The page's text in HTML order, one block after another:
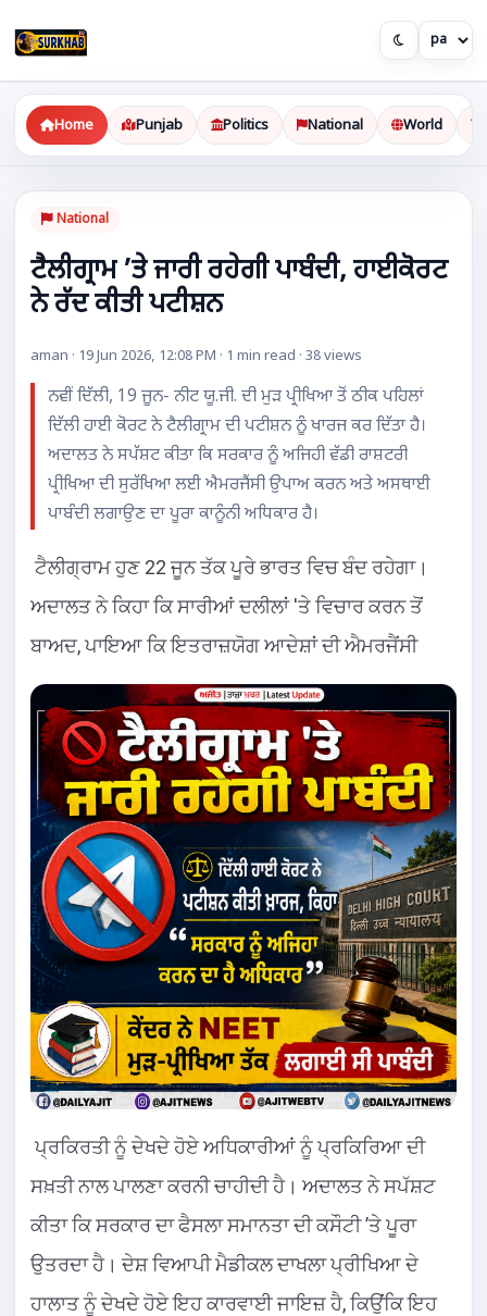
Home Punjab Politics National World
National
ਟੈਲੀਗ੍ਰਾਮ ’ਤੇ ਜਾਰੀ ਰਹੇਗੀ ਪਾਬੰਦੀ, ਹਾਈਕੋਰਟ
ਨੇ ਰੱਦ ਕੀਤੀ ਪਟੀਸ਼ਨ
aman · 19 Jun 2026, 12:08 PM · 1 min read · 38 views
ਨਵੀਂ ਦਿੱਲੀ, 19 ਜੂਨ- ਨੀਟ ਯੂ.ਜੀ. ਦੀ ਮੁੜ ਪ੍ਰੀਖਿਆ ਤੋਂ ਠੀਕ ਪਹਿਲਾਂ
ਦਿੱਲੀ ਹਾਈ ਕੋਰਟ ਨੇ ਟੈਲੀਗ੍ਰਾਮ ਦੀ ਪਟੀਸ਼ਨ ਨੂੰ ਖਾਰਜ ਕਰ ਦਿੱਤਾ ਹੈ।
ਅਦਾਲਤ ਨੇ ਸਪੱਸ਼ਟ ਕੀਤਾ ਕਿ ਸਰਕਾਰ ਨੂੰ ਅਜਿਹੀ ਵੱਡੀ ਰਾਸ਼ਟਰੀ
ਪ੍ਰੀਖਿਆ ਦੀ ਸੁਰੱਖਿਆ ਲਈ ਐਮਰਜੈਂਸੀ ਉਪਾਅ ਕਰਨ ਅਤੇ ਅਸਥਾਈ
ਪਾਬੰਦੀ ਲਗਾਉਣ ਦਾ ਪੂਰਾ ਕਾਨੂੰਨੀ ਅਧਿਕਾਰ ਹੈ।
ਟੈਲੀਗ੍ਰਾਮ ਹੁਣ 22 ਜੂਨ ਤੱਕ ਪੂਰੇ ਭਾਰਤ ਵਿਚ ਬੰਦ ਰਹੇਗਾ।
ਅਦਾਲਤ ਨੇ ਕਿਹਾ ਕਿ ਸਾਰੀਆਂ ਦਲੀਲਾਂ 'ਤੇ ਵਿਚਾਰ ਕਰਨ ਤੋਂ
ਬਾਅਦ, ਪਾਇਆ ਕਿ ਇਤਰਾਜ਼ਯੋਗ ਆਦੇਸ਼ਾਂ ਦੀ ਐਮਰਜੈਂਸੀ
ਪ੍ਰਕਿਰਤੀ ਨੂੰ ਦੇਖਦੇ ਹੋਏ ਅਧਿਕਾਰੀਆਂ ਨੂੰ ਪ੍ਰਕਿਰਿਆ ਦੀ
ਸਖ਼ਤੀ ਨਾਲ ਪਾਲਣਾ ਕਰਨੀ ਚਾਹੀਦੀ ਹੈ। ਅਦਾਲਤ ਨੇ ਸਪੱਸ਼ਟ
ਕੀਤਾ ਕਿ ਸਰਕਾਰ ਦਾ ਫੈਸਲਾ ਸਮਾਨਤਾ ਦੀ ਕਸੌਟੀ ’ਤੇ ਪੂਰਾ
ਉਤਰਦਾ ਹੈ। ਦੇਸ਼ ਵਿਆਪੀ ਮੈਡੀਕਲ ਦਾਖਲਾ ਪ੍ਰੀਖਿਆ ਦੇ
ਹਾਲਾਤ ਨੂੰ ਦੇਖਦੇ ਹੋਏ ਇਹ ਕਾਰਵਾਈ ਜਾਇਜ਼ ਹੈ, ਕਿਉਂਕਿ ਇਹ